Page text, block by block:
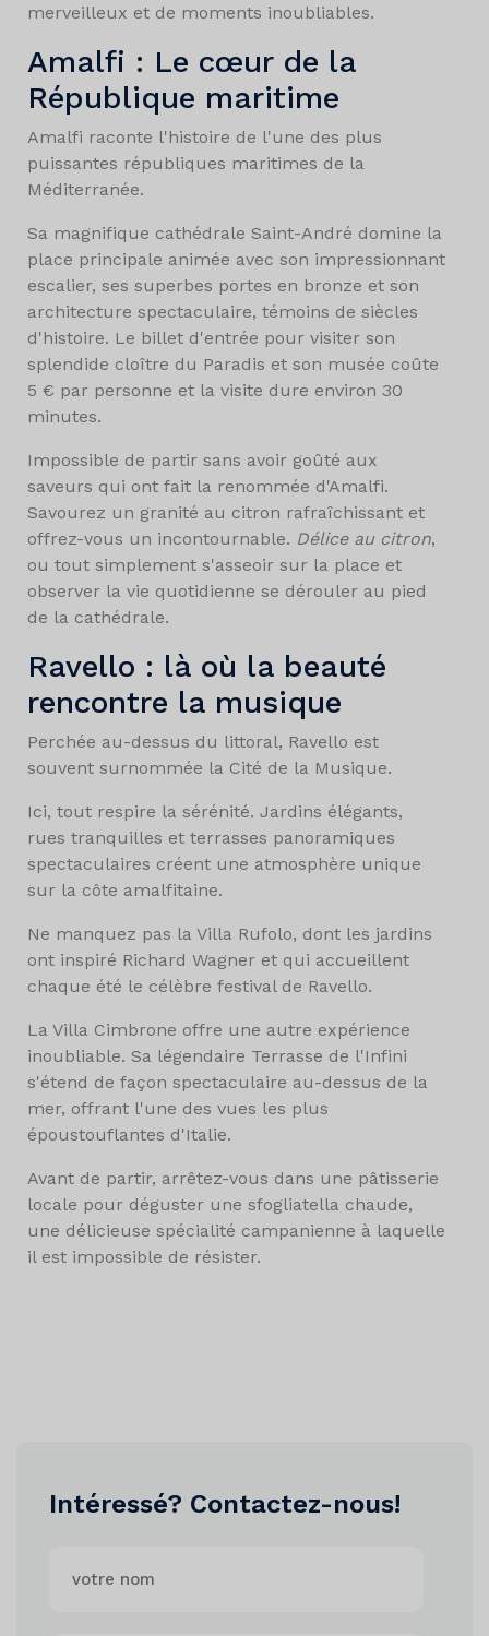
merveilleux et de moments inoubliables.
Amalfi : Le cœur de la
République maritime
Amalfi raconte l'histoire de l'une des plus
puissantes républiques maritimes de la
Méditerranée.
Sa magnifique cathédrale Saint-André domine la
place principale animée avec son impressionnant
escalier, ses superbes portes en bronze et son
architecture spectaculaire, témoins de siècles
d'histoire. Le billet d'entrée pour visiter son
splendide cloître du Paradis et son musée coûte
5 € par personne et la visite dure environ 30
minutes.
Impossible de partir sans avoir goûté aux
saveurs qui ont fait la renommée d'Amalfi.
Savourez un granité au citron rafraîchissant et
offrez-vous un incontournable. Délice au citron,
ou tout simplement s'asseoir sur la place et
observer la vie quotidienne se dérouler au pied
de la cathédrale.
Ravello : là où la beauté
rencontre la musique
Perchée au-dessus du littoral, Ravello est
souvent surnommée la Cité de la Musique.
Ici, tout respire la sérénité. Jardins élégants,
rues tranquilles et terrasses panoramiques
spectaculaires créent une atmosphère unique
sur la côte amalfitaine.
Ne manquez pas la Villa Rufolo, dont les jardins
ont inspiré Richard Wagner et qui accueillent
chaque été le célèbre festival de Ravello.
La Villa Cimbrone offre une autre expérience
inoubliable. Sa légendaire Terrasse de l'Infini
s'étend de façon spectaculaire au-dessus de la
mer, offrant l'une des vues les plus
époustouflantes d'Italie.
Avant de partir, arrêtez-vous dans une pâtisserie
locale pour déguster une sfogliatella chaude,
une délicieuse spécialité campanienne à laquelle
il est impossible de résister.
Intéressé? Contactez-nous!